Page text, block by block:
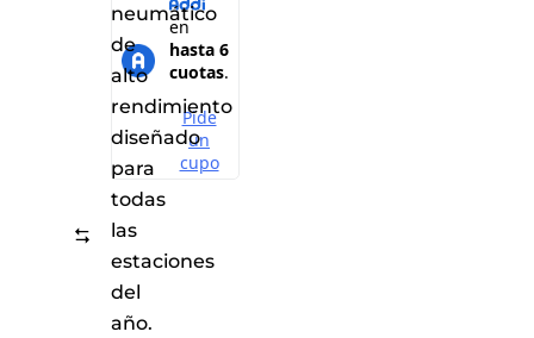
Comparar
neumático
de
alto
rendimiento
diseñado
para
todas
las
estaciones
del
año.